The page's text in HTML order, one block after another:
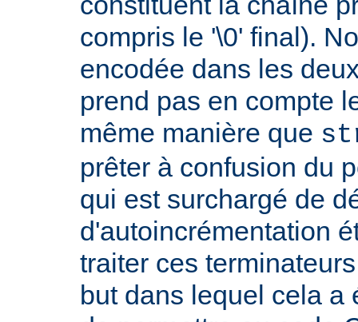
compris le '\0' final).
encodée dans les
prend pas en compte
même manière que
prêter à confusion du
qui est surchargé de
d'autoincrémentation
traiter ces
but dans lequel cela a